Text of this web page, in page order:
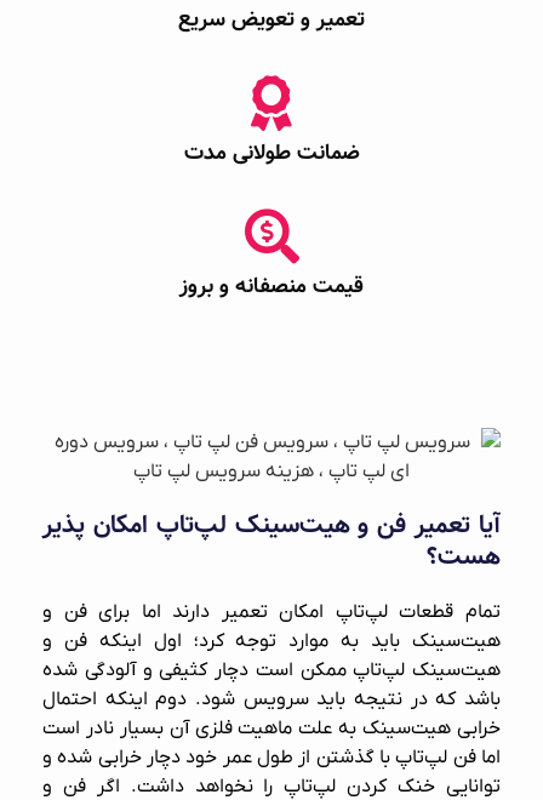
تعمیر و تعویض سریع
ضمانت طولانی مدت
قیمت منصفانه و بروز
آیا تعمیر فن و هیت‌سینک لپ‌تاپ امکان پذیر
هست؟
تمام قطعات لپ‌تاپ امکان تعمیر دارند اما برای فن و
هیت‌سینک باید به موارد توجه کرد؛ اول اینکه فن و
هیت‌سینک لپ‌تاپ ممکن است دچار کثیفی و آلودگی شده
باشد که در نتیجه باید سرویس شود. دوم اینکه احتمال
خرابی هیت‌سینک به علت ماهیت فلزی آن بسیار نادر است
اما فن لپ‌تاپ با گذشتن از طول عمر خود دچار خرابی شده و
توانایی خنک کردن لپ‌تاپ را نخواهد داشت. اگر فن و